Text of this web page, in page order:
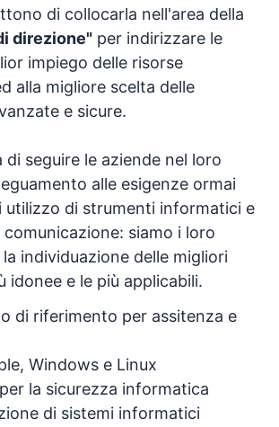
di collocarla nell'area della
direzione" per indirizzare le
impiego delle risorse
alla migliore scelta delle
e sicure.
di seguire le aziende nel loro
alle esigenze ormai
utilizzo di strumenti informatici e
siamo i loro
individuazione delle migliori
idonee e le più applicabili.
di riferimento per assitenza e
Windows e Linux
la sicurezza informatica
di sistemi informatici